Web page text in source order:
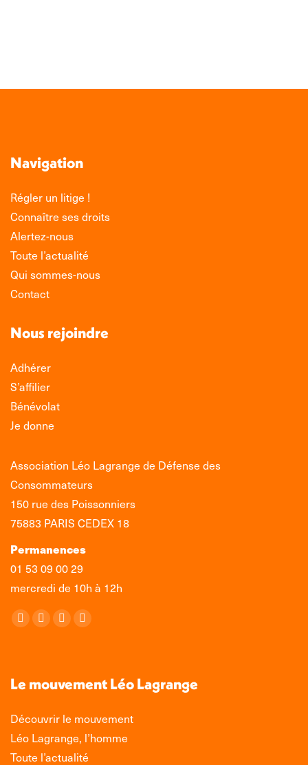
Navigation
Régler un litige !
Connaître ses droits
Alertez-nous
Toute l’actualité
Qui sommes-nous
Contact
Nous rejoindre
Adhérer
S’affilier
Bénévolat
Je donne
Association Léo Lagrange de Défense des
Consommateurs
150 rue des Poissonniers
75883 PARIS CEDEX 18
Permanences
01 53 09 00 29
mercredi de 10h à 12h
Retrouvez-nous sur :
La
s'ouvre
une
nouvelle
fenêtre
La
s'ouvre
une
fenêtre
La
s'ouvre
une
nouvelle
fenêtre
La
s'ouvre
une
nouvelle
fenêtre
Le mouvement Léo Lagrange
Découvrir le mouvement
Léo Lagrange, l’homme
Toute l’actualité